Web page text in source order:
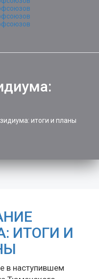
итоги и планы
ИТОГИ И
в наступившем